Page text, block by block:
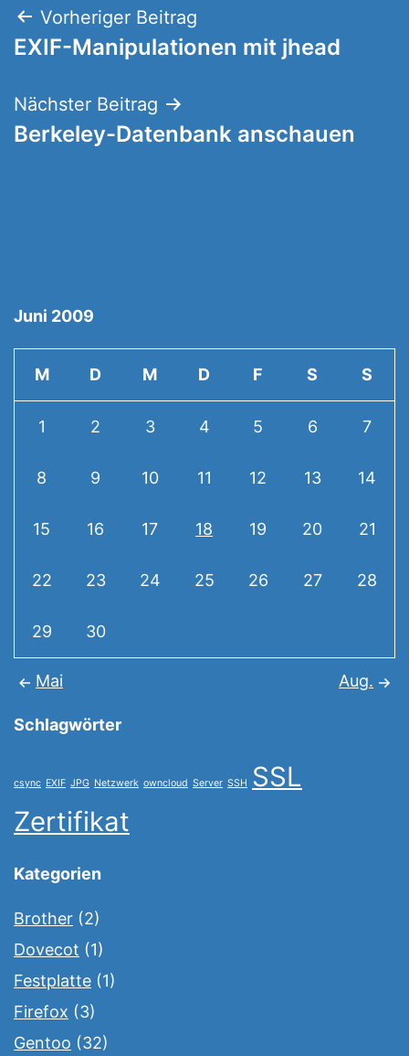
Beitragsnavigation
Vorheriger Beitrag
EXIF-Manipulationen mit jhead
Nächster Beitrag
Berkeley-Datenbank anschauen
Juni 2009
M D M D F S S
1 2 3 4 5 6 7
8 9 10 11 12 13 14
15 16 17 18 19 20 21
22 23 24 25 26 27 28
29 30
Mai Aug.
Schlagwörter
csync EXIF JPG Netzwerk owncloud Server SSH SSL
Zertifikat
Kategorien
Brother (2)
Dovecot (1)
Festplatte (1)
Firefox (3)
Gentoo (32)